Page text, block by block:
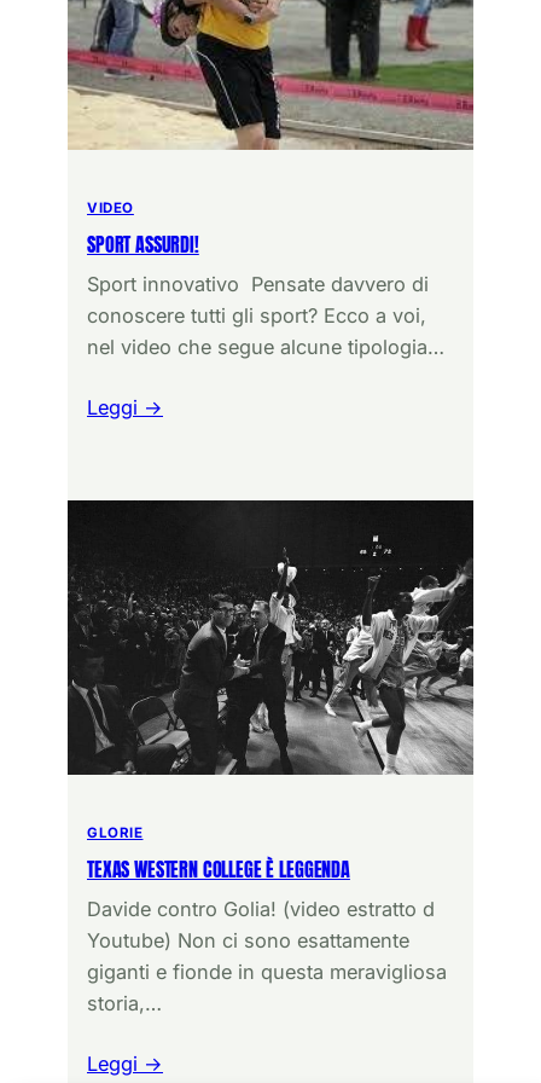
VIDEO
SPORT ASSURDI!
Sport innovativo Pensate davvero di
conoscere tutti gli sport? Ecco a voi,
nel video che segue alcune tipologia…
Leggi →
GLORIE
TEXAS WESTERN COLLEGE È LEGGENDA
Davide contro Golia! (video estratto d
Youtube) Non ci sono esattamente
giganti e fionde in questa meravigliosa
storia,…
Leggi →